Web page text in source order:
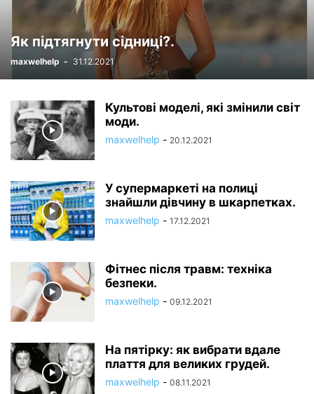
Як підтягнути сідниці?.
maxwelhelp - 31.12.2021
Культові моделі, які змінили світ
моди.
maxwelhelp - 20.12.2021
У супермаркеті на полиці
знайшли дівчину в шкарпетках.
maxwelhelp - 17.12.2021
Фітнес після травм: техніка
безпеки.
maxwelhelp - 09.12.2021
На пятірку: як вибрати вдале
плаття для великих грудей.
maxwelhelp - 08.11.2021